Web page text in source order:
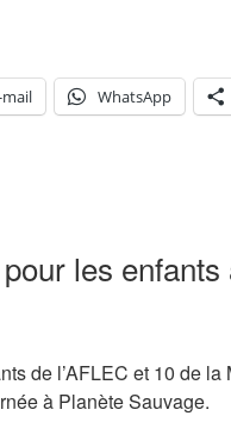
mail WhatsApp
les enfants
de l’AFLEC et 10 de la
à Planète Sauvage.